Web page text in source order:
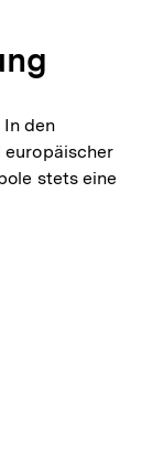
den
europäischer
stets eine